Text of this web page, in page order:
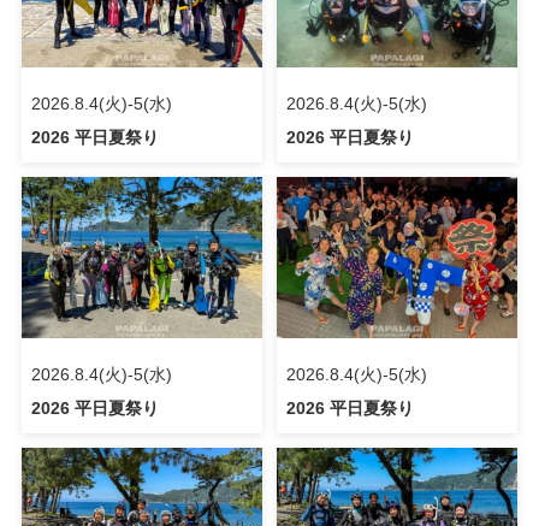
2026.8.4(火)-5(水)
2026 平日夏祭り
2026.8.4(火)-5(水)
2026 平日夏祭り
2026.8.4(火)-5(水)
2026 平日夏祭り
2026.8.4(火)-5(水)
2026 平日夏祭り